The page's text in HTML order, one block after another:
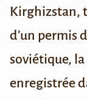
Kirghizstan,
d’un permis
soviétique,
enregistrée